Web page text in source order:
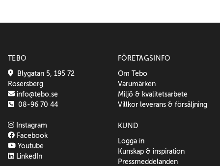
TEBO
Blygatan 5, 195 72
Rosersberg
info@tebo.se
08-96 70 44
Instagram
Facebook
Youtube
LinkedIn
FÖRETAGSINFO
Om Tebo
Varumärken
Miljö & kvalitetsarbete
Villkor leverans & försäljning
KUND
Logga in
Kunskap & inspiration
Pressmeddelanden